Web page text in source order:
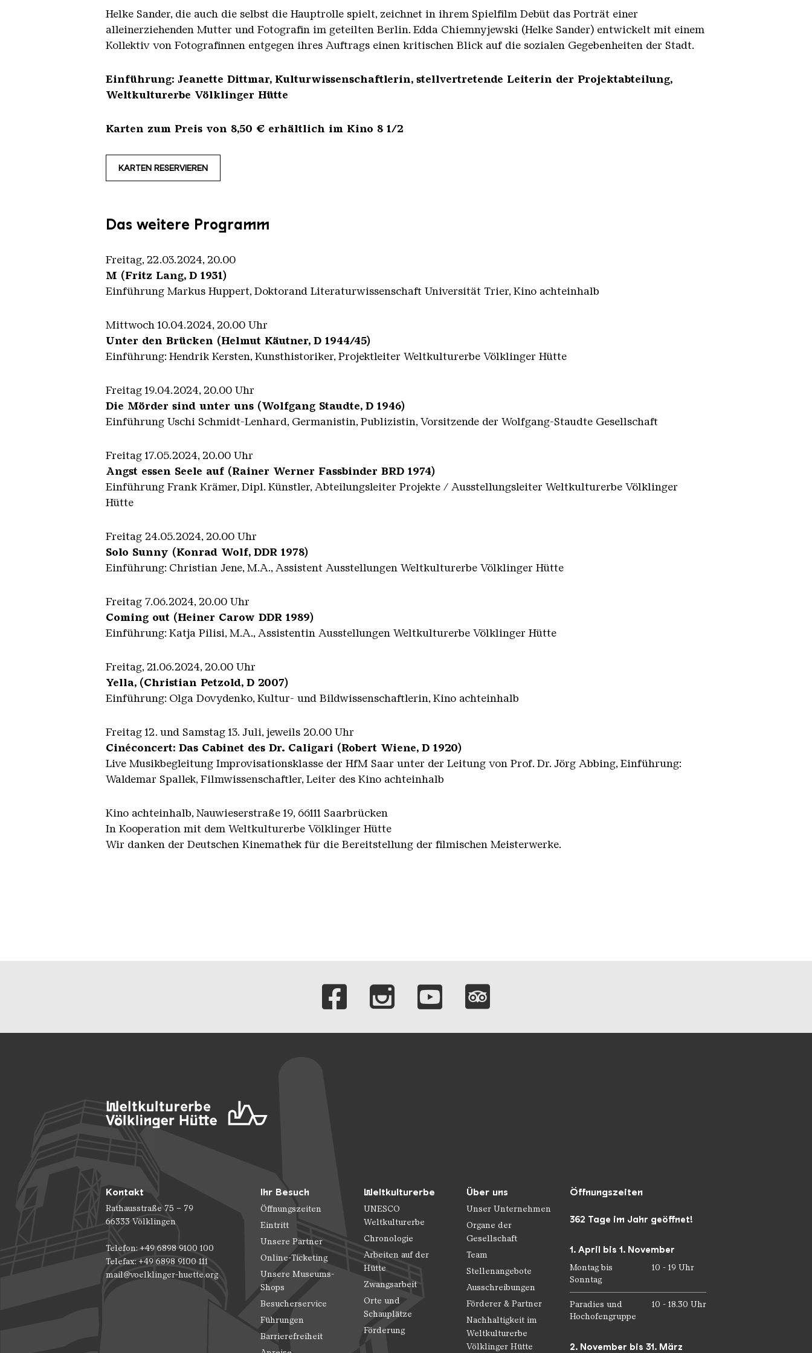
Helke Sander, die auch die selbst die Hauptrolle spielt, zeichnet in ihrem Spielfilm Debüt das Porträt einer
alleinerziehenden Mutter und Fotografin im geteilten Berlin. Edda Chiemnyjewski (Helke Sander) entwickelt mit einem
Kollektiv von Fotografinnen entgegen ihres Auftrags einen kritischen Blick auf die sozialen Gegebenheiten der Stadt.
Einführung: Jeanette Dittmar, Kulturwissenschaftlerin, stellvertretende Leiterin der Projektabteilung,
Weltkulturerbe Völklinger Hütte
Karten zum Preis von 8,50 € erhältlich im Kino 8 1/2
KARTEN RESERVIEREN
Das weitere Programm
Freitag, 22.03.2024, 20.00
M (Fritz Lang, D 1931)
Einführung Markus Huppert, Doktorand Literaturwissenschaft Universität Trier, Kino achteinhalb
Mittwoch 10.04.2024, 20.00 Uhr
Unter den Brücken (Helmut Käutner, D 1944/45)
Einführung: Hendrik Kersten, Kunsthistoriker, Projektleiter Weltkulturerbe Völklinger Hütte
Freitag 19.04.2024, 20.00 Uhr
Die Mörder sind unter uns (Wolfgang Staudte, D 1946)
Einführung Uschi Schmidt-Lenhard, Germanistin, Publizistin, Vorsitzende der Wolfgang-Staudte Gesellschaft
Freitag 17.05.2024, 20.00 Uhr
Angst essen Seele auf (Rainer Werner Fassbinder BRD 1974)
Einführung Frank Krämer, Dipl. Künstler, Abteilungsleiter Projekte / Ausstellungsleiter Weltkulturerbe Völklinger
Hütte
Freitag 24.05.2024, 20.00 Uhr
Solo Sunny (Konrad Wolf, DDR 1978)
Einführung: Christian Jene, M.A., Assistent Ausstellungen Weltkulturerbe Völklinger Hütte
Freitag 7.06.2024, 20.00 Uhr
Coming out (Heiner Carow DDR 1989)
Einführung: Katja Pilisi, M.A., Assistentin Ausstellungen Weltkulturerbe Völklinger Hütte
Freitag, 21.06.2024, 20.00 Uhr
Yella, (Christian Petzold, D 2007)
Einführung: Olga Dovydenko, Kultur- und Bildwissenschaftlerin, Kino achteinhalb
Freitag 12. und Samstag 13. Juli, jeweils 20.00 Uhr
Cinéconcert: Das Cabinet des Dr. Caligari (Robert Wiene, D 1920)
Live Musikbegleitung Improvisationsklasse der HfM Saar unter der Leitung von Prof. Dr. Jörg Abbing, Einführung:
Waldemar Spallek, Filmwissenschaftler, Leiter des Kino achteinhalb
Kino achteinhalb, Nauwieserstraße 19, 66111 Saarbrücken
In Kooperation mit dem Weltkulturerbe Völklinger Hütte
Wir danken der Deutschen Kinemathek für die Bereitstellung der filmischen Meisterwerke.
Verlinkungen zu unseren
Kontakt
Rathausstraße 75 – 79
66333 Völklingen
Telefon: +49 6898 9100 100
Telefax: +49 6898 9100 111
mail@voelklinger-huette.org
Ihr Besuch
Öffnungszeiten
Eintritt
Unsere Partner
Online-Ticketing
Unsere Museums-
Shops
Besucherservice
Führungen
Barrierefreiheit
Weltkulturerbe
UNESCO
Weltkulturerbe
Chronologie
Arbeiten auf der
Hütte
Zwangsarbeit
Orte und
Schauplätze
Förderung
Über uns
Unser Unternehmen
Organe der
Gesellschaft
Team
Stellenangebote
Ausschreibungen
Förderer & Partner
Nachhaltigkeit im
Weltkulturerbe
Völklinger Hütte
Öffnungszeiten
362 Tage im Jahr geöffnet!
1. April bis 1. November
Montag bis
Sonntag
10 - 19 Uhr
Paradies und
Hochofengruppe
10 - 18.30 Uhr
2. November bis 31. März